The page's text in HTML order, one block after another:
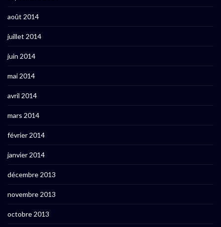
août 2014
juillet 2014
juin 2014
mai 2014
avril 2014
mars 2014
février 2014
janvier 2014
décembre 2013
novembre 2013
octobre 2013